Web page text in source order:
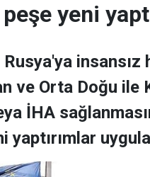
yeni
insansız
ve Orta Doğu ile
İHA